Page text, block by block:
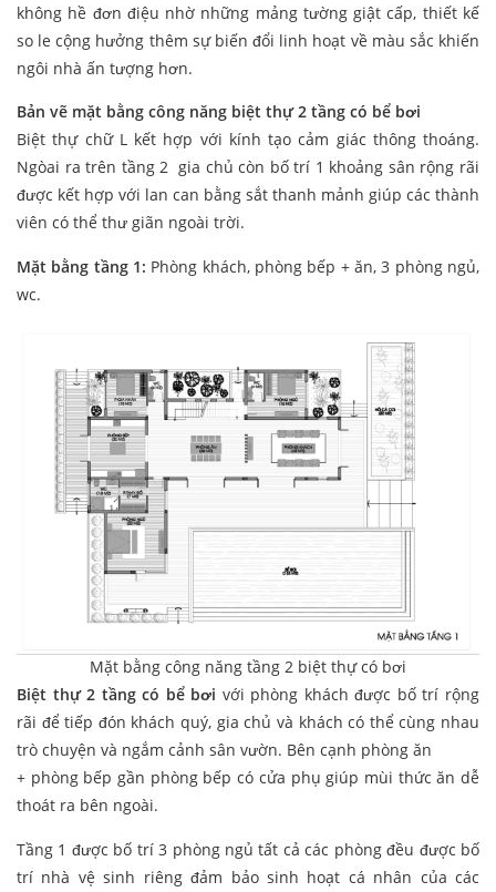
không hề đơn điệu nhờ những mảng tường giật cấp, thiết kế
so le cộng hưởng thêm sự biến đổi linh hoạt về màu sắc khiến
ngôi nhà ấn tượng hơn.
Bản vẽ mặt bằng công năng biệt thự 2 tầng có bể bơi
Biệt thự chữ L kết hợp với kính tạo cảm giác thông thoáng.
Ngòai ra trên tầng 2 gia chủ còn bố trí 1 khoảng sân rộng rãi
được kết hợp với lan can bằng sắt thanh mảnh giúp các thành
viên có thể thư giãn ngoài trời.
Mặt bằng tầng 1: Phòng khách, phòng bếp + ăn, 3 phòng ngủ,
wc.
Mặt bằng công năng tầng 2 biệt thự có bơi
Biệt thự 2 tầng có bể bơi với phòng khách được bố trí rộng
rãi để tiếp đón khách quý, gia chủ và khách có thể cùng nhau
trò chuyện và ngắm cảnh sân vườn. Bên cạnh phòng ăn
+ phòng bếp gần phòng bếp có cửa phụ giúp mùi thức ăn dễ
thoát ra bên ngoài.
Tầng 1 được bố trí 3 phòng ngủ tất cả các phòng đều được bố
trí nhà vệ sinh riêng đảm bảo sinh hoạt cá nhân của các